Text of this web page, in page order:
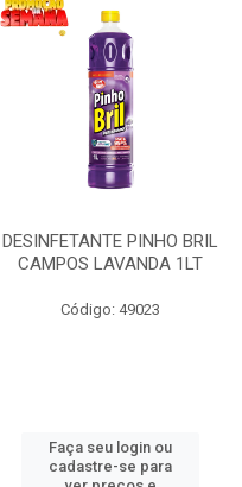
DESINFETANTE PINHO BRIL
CAMPOS LAVANDA 1LT
Código: 49023
Faça seu login ou
cadastre-se para